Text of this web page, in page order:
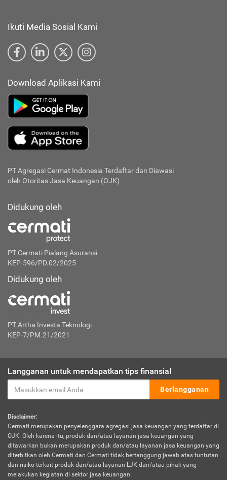
Ikuti Media Sosial Kami
Download Aplikasi Kami
PT Agregasi Cermat Indonesia Terdaftar dan Diawasi
oleh Otoritas Jasa Keuangan (OJK)
Didukung oleh
PT Cermati Pialang Asuransi
KEP-596/PD.02/2025
Didukung oleh
PT Artha Investa Teknologi
KEP-7/PM.21/2021
Langganan untuk mendapatkan tips finansial
Berlangganan
Disclaimer:
Cermati merupakan penyelenggara agregasi jasa keuangan yang terdaftar di
OJK. Oleh karena itu, produk dan/atau layanan jasa keuangan yang
ditawarkan bukan merupakan produk dan/atau layanan jasa keuangan yang
diterbitkan oleh Cermati dan Cermati tidak bertanggung jawab atas tuntutan
dan risiko terkait produk dan/atau layanan LJK dan/atau pihak yang
melakukan kegiatan di sektor jasa keuangan.